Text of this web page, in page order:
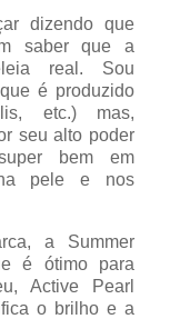
dizendo que
saber que a
real. Sou
é produzido
etc.) mas,
seu alto poder
bem em
na pele e nos
a Summer
é ótimo para
Active Pearl
o brilho e a